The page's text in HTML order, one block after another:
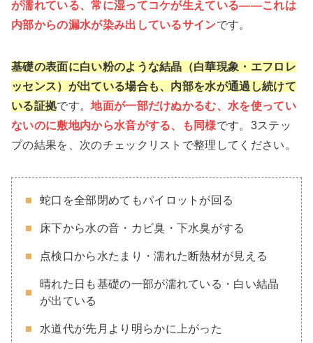
が濡れている、常に湿ってコケが生えている——これは
内部からの漏水が染み出しているサインです。
基礎の表面に白い粉のような結晶（白華現象・エフロレ
ッセンス）が出ている場合も、内部を水が通過し続けて
いる証拠です。地面が一部だけぬかるむ、水を使ってい
ないのに敷地内から水音がする、も同様です。3ステッ
プの結果を、次のチェックリストで整理してください。
蛇口を全部閉めてもパイロットが回る
床下から水の音・カビ臭・下水臭がする
点検口から水たまり・濡れた断熱材が見える
晴れた日も基礎の一部が濡れている・白い結晶
が出ている
水道代が先月より明らかに上がった